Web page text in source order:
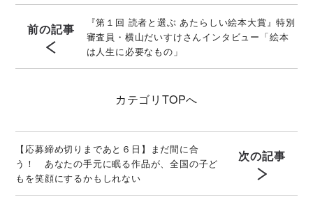
前の記事
『第１回 読者と選ぶ あたらしい絵本大賞』特別
審査員・横山だいすけさんインタビュー「絵本
は人生に必要なもの」
カテゴリ TOPへ
【応募締め切りまであと６日】まだ間に合
う！ あなたの手元に眠る作品が、全国の子ど
もを笑顔にするかもしれない
次の記事